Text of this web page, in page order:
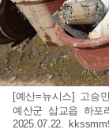
[예산=뉴시스] 고승
예산군 삽교읍 하포
2025.07.22.